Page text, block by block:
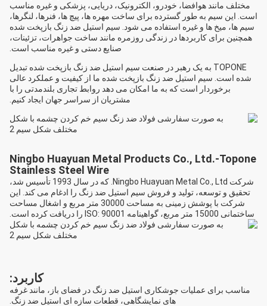
مختلف مانند هوافضا، خودرو، الکترونیک، دریایی، پزشکی و غیره مناسب
است. این سیم به طور گسترده برای ساخت مهره ها، پیچ ها، فنرها، لنگرها،
سیم ها، میخ ها و غیره استفاده می شود. سیم استیل ضد زنگ بازپخت شده
همچنین برای کاربردها در زندگی روزمره مانند ساخت جواهرات، تزئینات،
صنایع دستی و غیره مناسب است.
TOPONE به یک رهبر در صنعت سیم استیل ضد زنگ بازپخت شده تبدیل
شده است. سیم استیل ضد زنگ بازپخت شده ما از کیفیت و عملکرد عالی
برخوردار است که به ما امکان می دهد روابط تجاری بلندمدتی را با
مشتریان از سراسر جهان ایجاد کنیم.
Ningbo Huayuan Metal Products Co., Ltd.-Topone
Stainless Steel Wire
شرکت Ningbo Huayuan Metal Co., Ltd. که در سال 1993 تأسیس شد،
تحقیق و توسعه، تولید و فروش سیم استیل ضد زنگ را ادغام می کند. این
شرکت با پوشش زمینی به مساحت 30000 متر مربع و اشغال مساحت
ساختمانی 15000 متر مربع، گواهینامه ISO: 90001 را دریافت کرده است.
کاربرد:
مناسب برای عملیات جوشکاری استیل ضد زنگ در فضای باز، مانند غرفه
های نمایشگاهی، قطعات سازه ای استیل ضد زنگ.